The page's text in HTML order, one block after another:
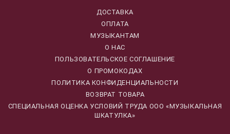
ДОСТАВКА
ОПЛАТА
МУЗЫКАНТАМ
О НАС
ПОЛЬЗОВАТЕЛЬСКОЕ СОГЛАШЕНИЕ
О ПРОМОКОДАХ
ПОЛИТИКА КОНФИДЕНЦИАЛЬНОСТИ
ВОЗВРАТ ТОВАРА
CПЕЦИАЛЬНАЯ ОЦЕНКА УСЛОВИЙ ТРУДА ООО «МУЗЫКАЛЬНАЯ
ШКАТУЛКА»